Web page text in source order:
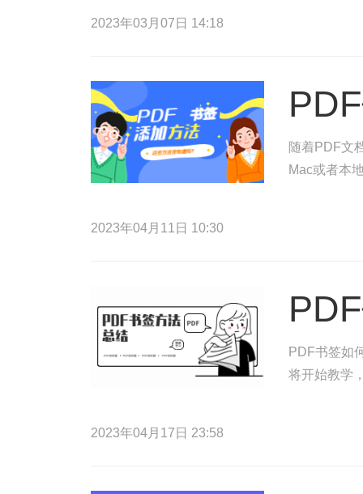
2023年03月07日 14:18
随着PDF文
Mac或者本
2023年04月11日 10:30
PDF书签如
将开始教学
2023年04月17日 23:58